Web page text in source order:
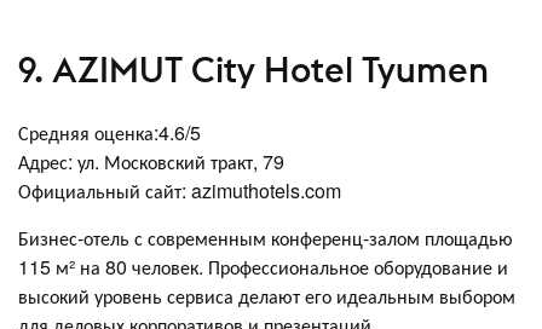
9. AZIMUT City Hotel Tyumen
Средняя оценка:4.6/5
Адрес: ул. Московский тракт, 79
Официальный сайт: azimuthotels.com
Бизнес-отель с современным конференц-залом площадью
115 м² на 80 человек. Профессиональное оборудование и
высокий уровень сервиса делают его идеальным выбором